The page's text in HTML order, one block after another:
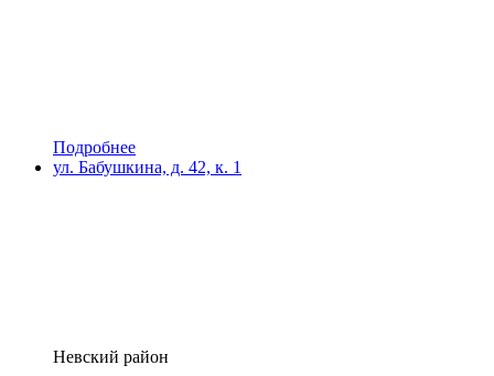
Подробнее
ул. Бабушкина, д. 42, к. 1
Невский район